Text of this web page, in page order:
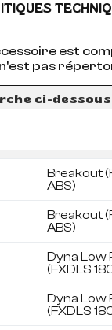
est
pas
ci-dessous
Breakout
ABS)
Breakout
ABS)
Dyna Low
(FXDLS
Dyna Low
(FXDLS